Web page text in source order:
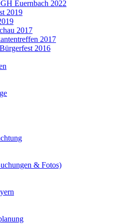
Euernbach 2022
2019
2017
2017
2016
& Fotos)